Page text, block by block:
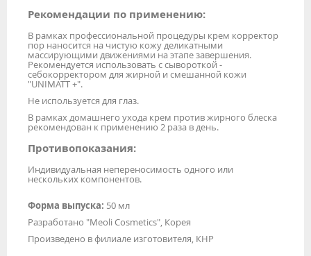
Рекомендации по применению:
В рамках профессиональной процедуры крем корректор
пор наносится на чистую кожу деликатными
массирующими движениями на этапе завершения.
Рекомендуется использовать с сывороткой -
себокорректором для жирной и смешанной кожи
"UNIMATT +".
Не используется для глаз.
В рамках домашнего ухода крем против жирного блеска
рекомендован к применению 2 раза в день.
Противопоказания:
Индивидуальная непереносимость одного или
нескольких компонентов.
Форма выпуска: 50 мл
Разработано "Meoli Cosmetics", Корея
Произведено в филиале изготовителя, КНР